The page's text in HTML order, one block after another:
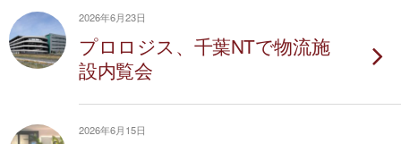
2026年6月23日
プロロジス、千葉NTで物流施
設内覧会
2026年6月15日